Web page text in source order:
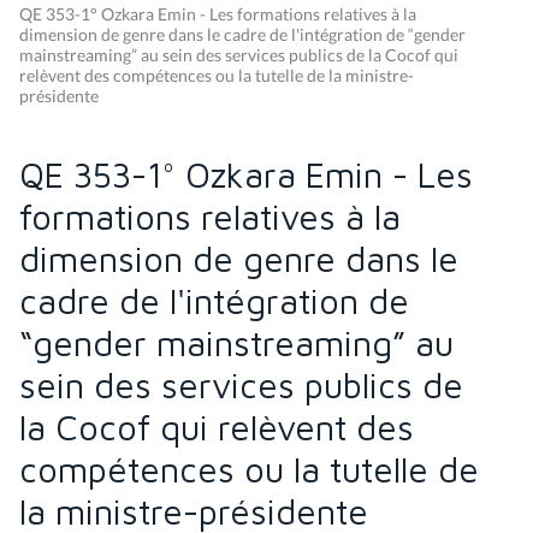
QE 353-1° Ozkara Emin - Les formations relatives à la
dimension de genre dans le cadre de l'intégration de “gender
mainstreaming” au sein des services publics de la Cocof qui
relèvent des compétences ou la tutelle de la ministre-
présidente
QE 353-1° Ozkara Emin - Les
formations relatives à la
dimension de genre dans le
cadre de l'intégration de
“gender mainstreaming” au
sein des services publics de
la Cocof qui relèvent des
compétences ou la tutelle de
la ministre-présidente